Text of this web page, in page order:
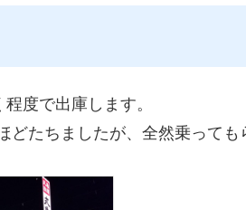
度で出庫します。
どたちましたが、全然乗っても